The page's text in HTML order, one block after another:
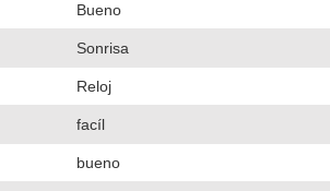
Bueno
Sonrisa
Reloj
facíl
bueno